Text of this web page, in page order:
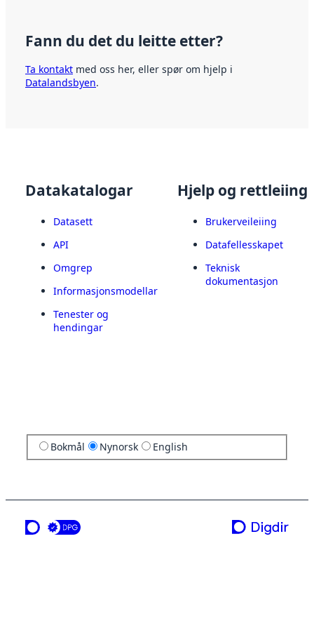
Fann du det du leitte etter?
Ta kontakt med oss her, eller spør om hjelp i
Datalandsbyen.
Datakatalogar
Datasett
API
Omgrep
Informasjonsmodellar
Tenester og
hendingar
Hjelp og rettleiing
Brukerveileiing
Datafellesskapet
Teknisk
dokumentasjon
Bokmål Nynorsk English